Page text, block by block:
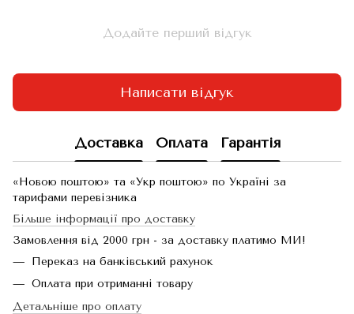
Додайте перший відгук
Написати відгук
Доставка Оплата Гарантія
«Новою поштою» та «Укр поштою» по Україні за
тарифами перевізника
Більше інформації про доставку
Замовлення від 2000 грн - за доставку платимо МИ!
Переказ на банківський рахунок
Оплата при отриманні товару
Детальніше про оплату